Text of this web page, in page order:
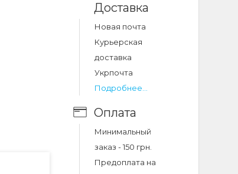
Доставка
Новая почта
Курьерская
доставка
Укрпочта
Подробнее...
Оплата
Минимальный
заказ - 150 грн.
Предоплата на